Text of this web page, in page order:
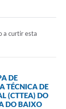
a curtir esta
DE
TÉCNICA DE
(CTTEA) DO
DO BAIXO